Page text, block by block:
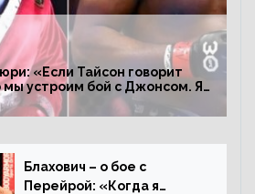
«Если Тайсон говорит
мы устроим бой с Джонсом. Я
Мейвезера драться с
Блахович – о бое с
Перейрой: «Когда я